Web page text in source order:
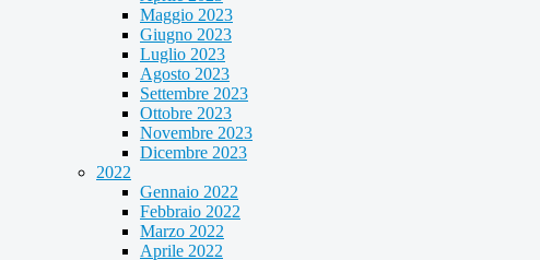
Maggio 2023
Giugno 2023
Luglio 2023
Agosto 2023
Settembre 2023
Ottobre 2023
Novembre 2023
Dicembre 2023
2022
Gennaio 2022
Febbraio 2022
Marzo 2022
Aprile 2022